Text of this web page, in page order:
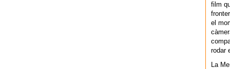
film
el
rodar
La